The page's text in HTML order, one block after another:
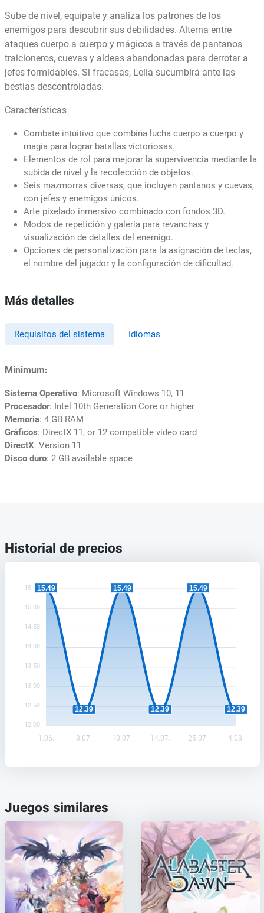
Sube de nivel, equípate y analiza los patrones de los
enemigos para descubrir sus debilidades. Alterna entre
ataques cuerpo a cuerpo y mágicos a través de pantanos
traicioneros, cuevas y aldeas abandonadas para derrotar a
jefes formidables. Si fracasas, Lelia sucumbirá ante las
bestias descontroladas.
Características
Combate intuitivo que combina lucha cuerpo a cuerpo y
magia para lograr batallas victoriosas.
Elementos de rol para mejorar la supervivencia mediante la
subida de nivel y la recolección de objetos.
Seis mazmorras diversas, que incluyen pantanos y cuevas,
con jefes y enemigos únicos.
Arte pixelado inmersivo combinado con fondos 3D.
Modos de repetición y galería para revanchas y
visualización de detalles del enemigo.
Opciones de personalización para la asignación de teclas,
el nombre del jugador y la configuración de dificultad.
Más detalles
Requisitos del sistema Idiomas
Minimum:
Sistema Operativo: Microsoft Windows 10, 11
Procesador: Intel 10th Generation Core or higher
Memoria: 4 GB RAM
Gráficos: DirectX 11, or 12 compatible video card
DirectX: Version 11
Disco duro: 2 GB available space
Historial de precios
15.50
15.00
14.50
14.00
13.50
13.00
12.50
12.00
15.49
12.39
15.49
12.39
15.49
12.39
1.06. 8.07. 10.07. 14.07. 25.07. 4.08.
Juegos similares